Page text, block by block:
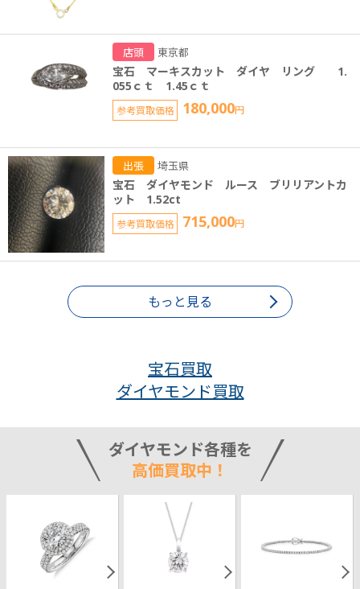
店頭 東京都
宝石 マーキスカット ダイヤ リング 1.
055ｃｔ 1.45ｃｔ
参考買取価格 180,000円
出張 埼玉県
宝石 ダイヤモンド ルース ブリリアントカ
ット 1.52ct
参考買取価格 715,000円
もっと見る
宝石買取
ダイヤモンド買取
ダイヤモンド各種を
高価買取中！